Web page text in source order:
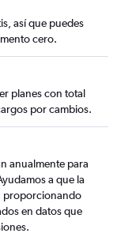
así que puedes
cero.
planes con total
por cambios.
anualmente para
a que la
proporcionando
en datos que